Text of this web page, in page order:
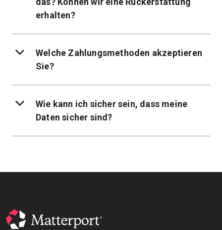
erhalten?
Welche Zahlungsmethoden akzeptieren
Sie?
Wie kann ich sicher sein, dass meine
Daten sicher sind?